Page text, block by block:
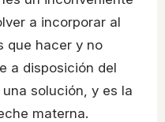
a incorporar al
que hacer y no
a disposición del
solución, y es la
materna.